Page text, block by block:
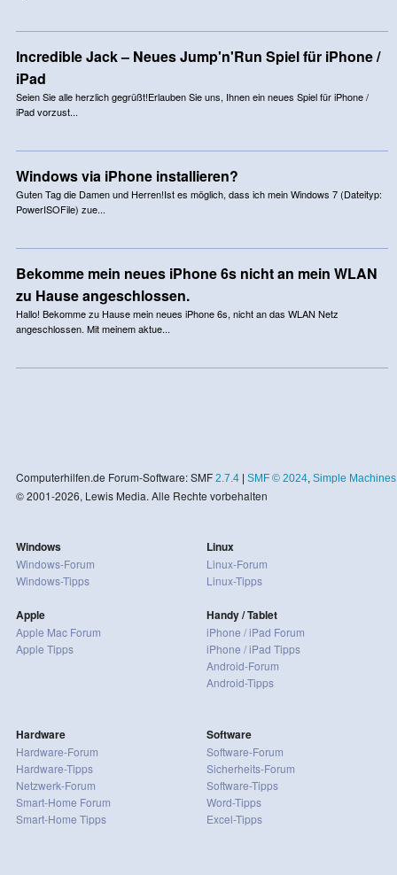
Incredible Jack – Neues Jump'n'Run Spiel für iPhone /
iPad
Seien Sie alle herzlich gegrüßt!Erlauben Sie uns, Ihnen ein neues Spiel für iPhone /
iPad vorzust...
Windows via iPhone installieren?
Guten Tag die Damen und Herren!Ist es möglich, dass ich mein Windows 7 (Dateityp:
PowerISOFile) zue...
Bekomme mein neues iPhone 6s nicht an mein WLAN
zu Hause angeschlossen.
Hallo! Bekomme zu Hause mein neues iPhone 6s, nicht an das WLAN Netz
angeschlossen. Mit meinem aktue...
Computerhilfen.de Forum-Software: SMF 2.7.4| SMF © 2024, Simple Machines
© 2001-2026, Lewis Media. Alle Rechte vorbehalten
Windows
Windows-Forum
Windows-Tipps
Apple
Apple Mac Forum
Apple Tipps
Linux
Linux-Forum
Linux-Tipps
Handy / Tablet
iPhone / iPad Forum
iPhone / iPad Tipps
Android-Forum
Android-Tipps
Hardware
Hardware-Forum
Hardware-Tipps
Netzwerk-Forum
Smart-Home Forum
Smart-Home Tipps
Software
Software-Forum
Sicherheits-Forum
Software-Tipps
Word-Tipps
Excel-Tipps